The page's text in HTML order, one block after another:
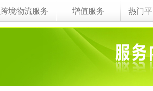
跨境物流服务 增值服务 热门